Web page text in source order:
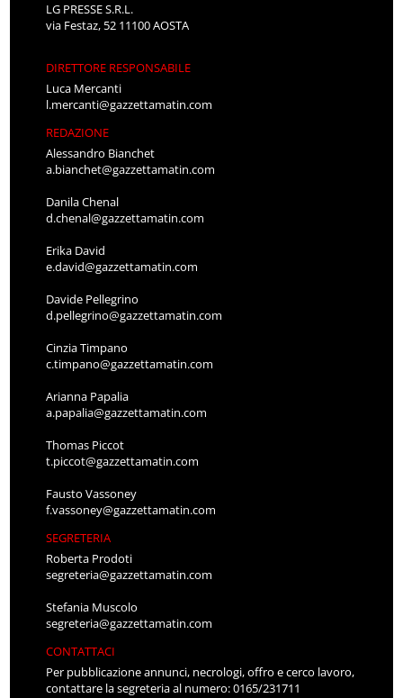
LG PRESSE S.R.L.
via Festaz, 52 11100 AOSTA
DIRETTORE RESPONSABILE
Luca Mercanti
l.mercanti@gazzettamatin.com
REDAZIONE
Alessandro Bianchet
a.bianchet@gazzettamatin.com
Danila Chenal
d.chenal@gazzettamatin.com
Erika David
e.david@gazzettamatin.com
Davide Pellegrino
d.pellegrino@gazzettamatin.com
Cinzia Timpano
c.timpano@gazzettamatin.com
Arianna Papalia
a.papalia@gazzettamatin.com
Thomas Piccot
t.piccot@gazzettamatin.com
Fausto Vassoney
f.vassoney@gazzettamatin.com
SEGRETERIA
Roberta Prodoti
segreteria@gazzettamatin.com
Stefania Muscolo
segreteria@gazzettamatin.com
CONTATTACI
Per pubblicazione annunci, necrologi, offro e cerco lavoro,
contattare la segreteria al numero: 0165/231711